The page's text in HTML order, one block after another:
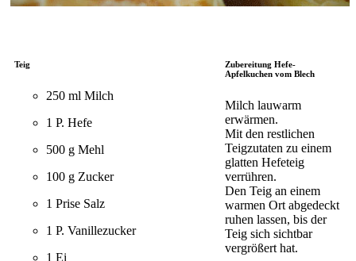
Teig
250 ml Milch
1 P. Hefe
500 g Mehl
100 g Zucker
1 Prise Salz
1 P. Vanillezucker
1 Ei
Zubereitung Hefe-
Apfelkuchen vom Blech
Milch lauwarm
erwärmen.
Mit den restlichen
Teigzutaten zu einem
glatten Hefeteig
verrühren.
Den Teig an einem
warmen Ort abgedeckt
ruhen lassen, bis der
Teig sich sichtbar
vergrößert hat.